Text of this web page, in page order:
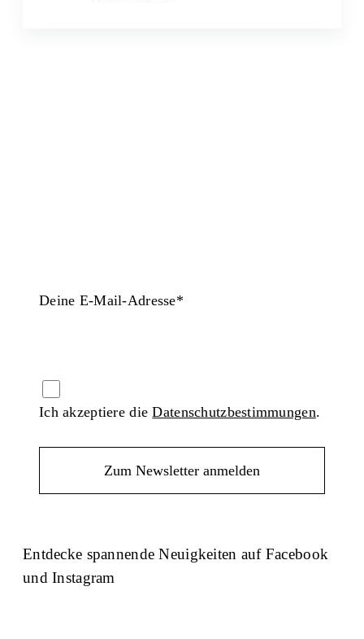
Deine E-Mail-Adresse*
Ich akzeptiere dieDatenschutzbestimmungen.
Entdecke spannende Neuigkeiten auf Facebook
und Instagram